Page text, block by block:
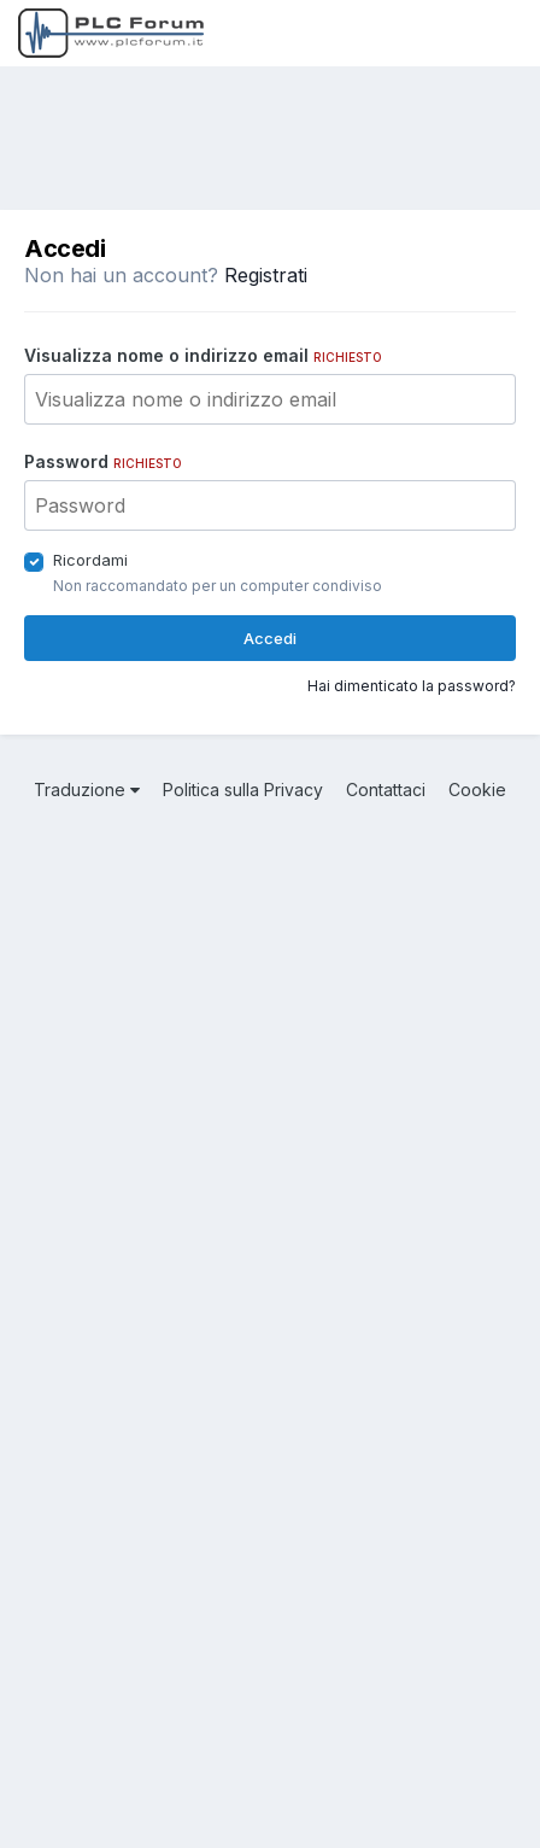
Accedi
Non hai un account? Registrati
Visualizza nome o indirizzo email RICHIESTO
Password RICHIESTO
Ricordami
Non raccomandato per un computer condiviso
Accedi
Hai dimenticato la password?
Traduzione Politica sulla Privacy Contattaci Cookie